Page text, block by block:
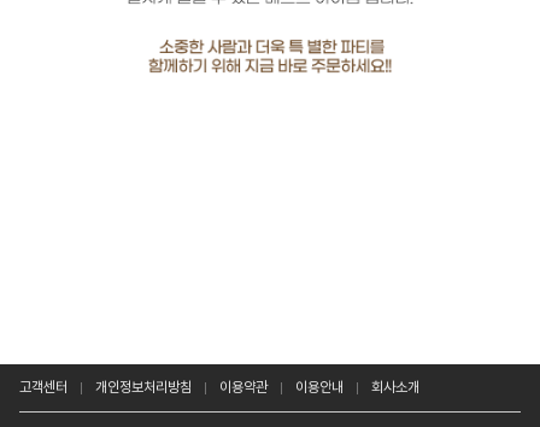
고객센터 개인정보처리방침 이용약관 이용안내 회사소개